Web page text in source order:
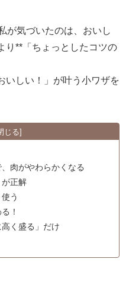
が気づいたのは、おいし
り**「ちょっとしたコツの
いしい！」が叶う小ワザを
肉がやわらかくなる
正解
う
！
く盛る」だけ